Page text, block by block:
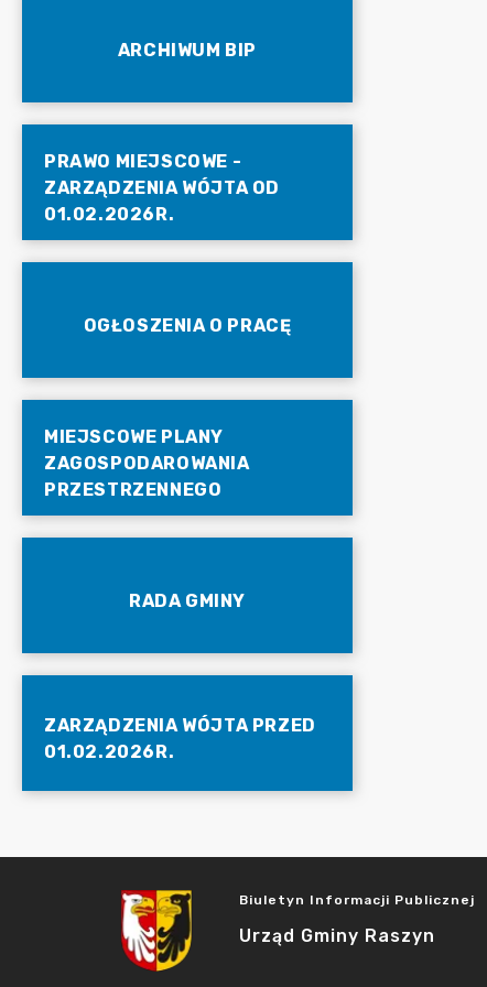
ARCHIWUM BIP
PRAWO MIEJSCOWE -
ZARZĄDZENIA WÓJTA OD
01.02.2026R.
OGŁOSZENIA O PRACĘ
MIEJSCOWE PLANY
ZAGOSPODAROWANIA
PRZESTRZENNEGO
RADA GMINY
ZARZĄDZENIA WÓJTA PRZED
01.02.2026R.
Biuletyn Informacji Publicznej
Urząd Gminy Raszyn